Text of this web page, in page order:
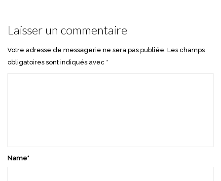
Laisser un commentaire
Votre adresse de messagerie ne sera pas publiée. Les champs
obligatoires sont indiqués avec *
Name*